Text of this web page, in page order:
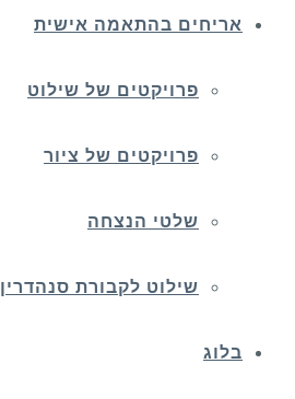
אריחים בהתאמה אישית
פרויקטים של שילוט
פרויקטים של ציור
שלטי הנצחה
שילוט לקבורת סנהדרין
בלוג